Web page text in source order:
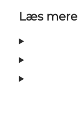
Læs mere